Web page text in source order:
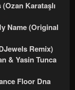
Karataşlı
Name (Original
Remix)
& Yasin Tunca
Floor Dna